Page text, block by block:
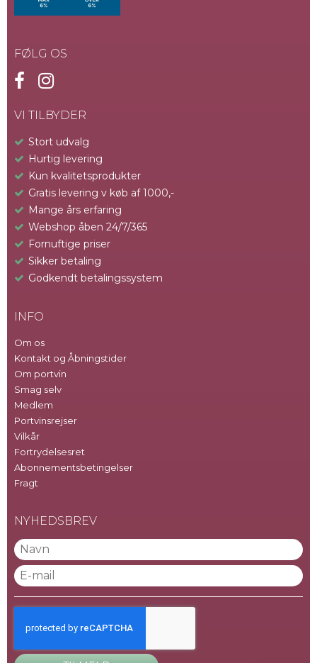
FØLG OS
VI TILBYDER
Stort udvalg
Hurtig levering
Kun kvalitetsprodukter
Gratis levering v køb af 1000,-
Mange års erfaring
Webshop åben 24/7/365
Fornuftige priser
Sikker betaling
Godkendt betalingssystem
INFO
Om os
Kontakt og Åbningstider
Om portvin
Smag selv
Medlem
Portvinsrejser
Vilkår
Fortrydelsesret
Abonnementsbetingelser
Fragt
NYHEDSBREV